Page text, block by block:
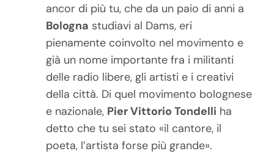
ancor di più tu, che da un paio di anni a
Bologna studiavi al Dams, eri
pienamente coinvolto nel movimento e
già un nome importante fra i militanti
delle radio libere, gli artisti e i creativi
della città. Di quel movimento bolognese
e nazionale, Pier Vittorio Tondelli ha
detto che tu sei stato «il cantore, il
poeta, l’artista forse più grande».